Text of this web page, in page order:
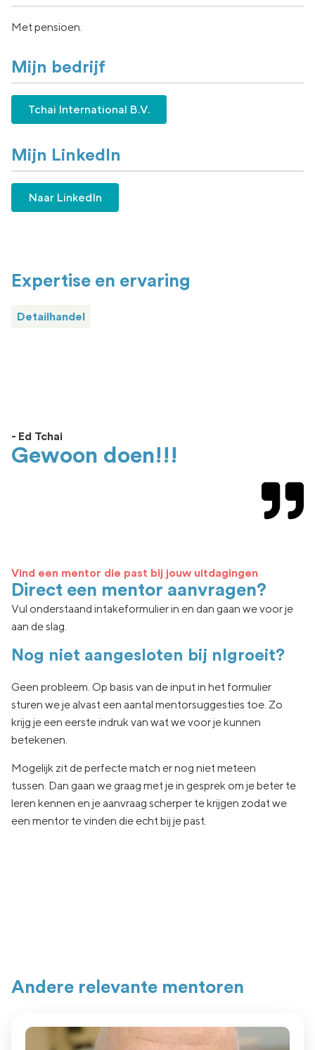
Met pensioen.
Mijn bedrijf
Tchai International B.V.
Mijn LinkedIn
Naar LinkedIn
Expertise en ervaring
Detailhandel
- Ed Tchai
Gewoon doen!!!
Vind een mentor die past bij jouw uitdagingen
Direct een mentor aanvragen?
Vul onderstaand intakeformulier in en dan gaan we voor je
aan de slag.
Nog niet aangesloten bij nlgroeit?
Geen probleem. Op basis van de input in het formulier
sturen we je alvast een aantal mentorsuggesties toe. Zo
krijg je een eerste indruk van watwe voor je kunnen
betekenen.
Mogelijk zit deperfecte match er nog niet meteen
tussen. Dan gaan we graag met je in gesprek om je beter te
leren kennen en je aanvraag scherper te krijgen zodat we
een mentor te vinden die echt bij je past.
Andere relevante mentoren